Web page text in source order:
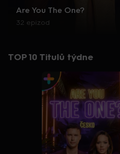
Are You The One?
32 epizod
TOP 10 Titulů týdne